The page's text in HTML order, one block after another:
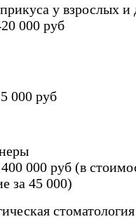
у взрослых
000 руб
000 руб
000 руб (в
за 45 000)
стоматология